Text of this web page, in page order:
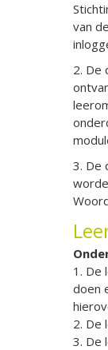
van
2. De
3. De
1. De
doen
2. De
3. De